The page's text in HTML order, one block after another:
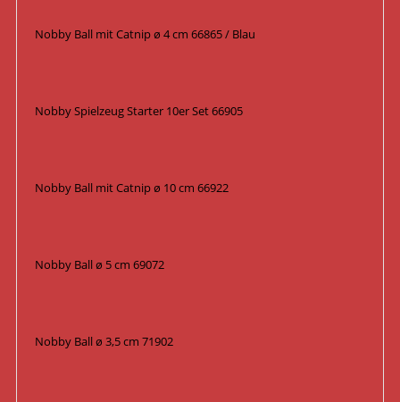
Nobby Ball mit Catnip ø 4 cm 66865 / Blau
Nobby Spielzeug Starter 10er Set 66905
Nobby Ball mit Catnip ø 10 cm 66922
Nobby Ball ø 5 cm 69072
Nobby Ball ø 3,5 cm 71902